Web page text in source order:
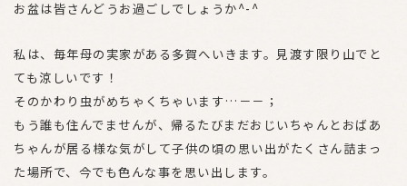
お盆は皆さんどうお過ごしでしょうか^-^
私は、毎年母の実家がある多賀へいきます。見渡す限り山でと
ても涼しいです！
そのかわり虫がめちゃくちゃいます…－－；
もう誰も住んでませんが、帰るたびまだおじいちゃんとおばあ
ちゃんが居る様な気がして子供の頃の思い出がたくさん詰まっ
た場所で、今でも色んな事を思い出します。